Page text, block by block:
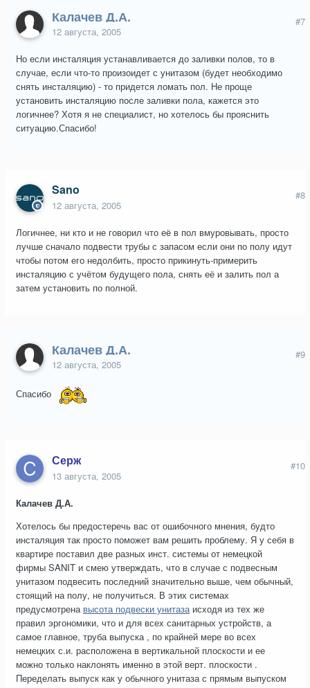
Калачев Д.А.
12 августа, 2005
#7
Но если инсталяция устанавливается до заливки полов, то в
случае, если что-то произоидет с унитазом (будет необходимо
снять инсталяцию) - то придется ломать пол. Не проще
установить инсталяцию после заливки пола, кажется это
логичнее? Хотя я не специалист, но хотелось бы прояснить
ситуацию.Спасибо!
Sano
12 августа, 2005
#8
Логичнее, ни кто и не говорил что её в пол вмуровывать, просто
лучше сначало подвести трубы с запасом если они по полу идут
чтобы потом его недолбить, просто прикинуть-примерить
инсталяцию с учётом будущего пола, снять её и залить пол а
затем установить по полной.
Калачев Д.А.
12 августа, 2005
#9
Спасибо
Серж
13 августа, 2005
#10
Калачев Д.А.
Хотелось бы предостеречь вас от ошибочного мнения, будто
инсталяция так просто поможет вам решить проблему. Я у себя в
квартире поставил две разных инст. системы от немецкой
фирмы SANIT и смею утверждать, что в случае с подвесным
унитазом подвесить последний значительно выше, чем обычный,
стоящий на полу, не получиться. В этих системах
предусмотрена высота подвески унитазаисходя из тех же
правил эргономики, что и для всех санитарных устройств, а
самое главное, труба выпуска , по крайней мере во всех
немецких с.и. расположена в вертикальной плоскости и ее
можно только наклонять именно в этой верт. плоскости .
Переделать выпуск как у обычного унитаза с прямым выпуском